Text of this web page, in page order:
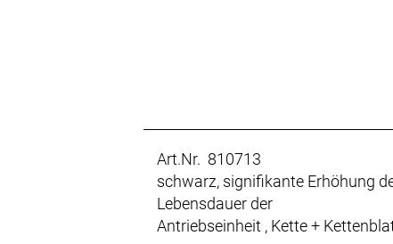
Art.Nr. 810713
schwarz, signifikante Erhöhung
Lebensdauer der
Antriebseinheit , Kette +